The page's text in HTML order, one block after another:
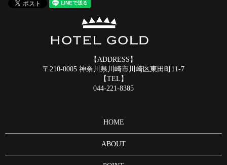
【ADDRESS】
〒210-0005 神奈川県川崎市川崎区東田町11-7
【TEL】
044-221-8385
HOME
ABOUT